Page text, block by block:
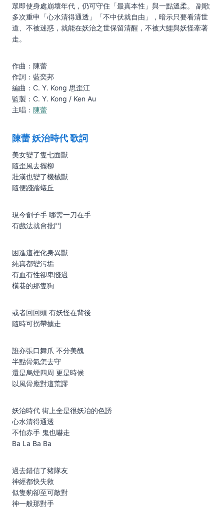
眾即使身處崩壞年代，仍可守住「最真本性」與一點溫柔。 副歌
多次重申「心水清得通透」「不中伏就自由」，暗示只要看清世
道、不被迷惑，就能在妖治之世保留清醒，不被大鱷與妖怪牽著
走。
作曲：陳蕾
作詞：藍奕邦
編曲：C. Y. Kong 思歪江
監製：C. Y. Kong / Ken Au
主唱： 陳蕾
陳蕾 妖治時代 歌詞
美女變了隻七面獸
隨歪風去擺柳
壯漢也變了機械獸
隨便踐踏蟻丘
現今劊子手 哪需一刀在手
有戲法就會批鬥
困進這裡化身異獸
純真都變污垢
有血有性卻卑賤過
橫巷的那隻狗
或者回回頭 有妖怪在背後
隨時可拐帶擄走
誰亦張口舞爪 不分美醜
半點骨氣怎去守
還是烏煙四周 更是時候
以風骨應對這荒謬
妖治時代 街上全是很妖冶的色誘
心水清得通透
不怕赤手 鬼也嚇走
Ba La Ba Ba
過去錯信了豬隊友
神經都快失救
似隻豹卻至可敵對
神一般那對手